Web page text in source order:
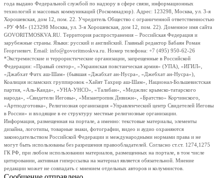
года выдано Федеральной службой по надзору в сфере связи, информационных
технологий и массовых коммуникаций (Роскомнадзор). Адрес: 123298, Москва, ул. 3-я
Хорошевская, дом 12, пом. 22. Учредитель Общество с ограниченной ответственностью
«РУ ФМ» (123298 Москва, ул. 3-я Хорошевская, дом 12, пом. 22). Доменное имя сайта
GOVORITMOSKVA.RU. Территория распространения – Российская Федерация и
зарубежные страны. Языки: русский и английский. Главный редактор Бабаян Роман
Георгиевич. Email: info@govoritmoskva.ru. Номер телефона: +7 (495) 950-62-26
*Экстремистские и террористические организации, запрещенные в Российской
Федерации: «Правый сектор», «Украинская повстанческая армия» (УПА), «ИГИЛ»,
«Джабхат Фатх аш-Шам» (бывшая «Джабхат ан-Нусра», «Джебхат ан-Нусра»),
Коалиция исламских группировок «Хайят Тахрир аш-Шам», Национал-Большевистская
партия, «Аль-Каида», «УНА-УНСО», «Талибан», «Меджлис крымско-татарского
народа», «Свидетели Иеговы», «Мизантропик Дивижн», «Братство» Корчинского,
«Артподготовка», Религиозная организация «Управленческий центр Свидетелей Иеговы
в России» и входящие в ее структуру местные религиозные организации.
Информация, размещенная на портале, а именно: текстовые материалы, элементы
дизайна, логотипы, товарные знаки, фотографии, видео и аудио охраняются
законодательством Российской Федерации и международными нормами права и не
могут быть использованы без разрешения правообладателей. Согласно ст.ст. 1274,1275
ГК РФ, при любом использовании материалов, размещенных на портале, в том числе
цитировании, активная гиперссылка на материал является обязательной. Мнение
редакции может не совпадать с мнением отдельных авторов и колумнистов.